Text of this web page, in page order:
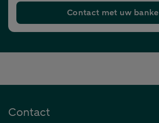
Contact met uw
Contact